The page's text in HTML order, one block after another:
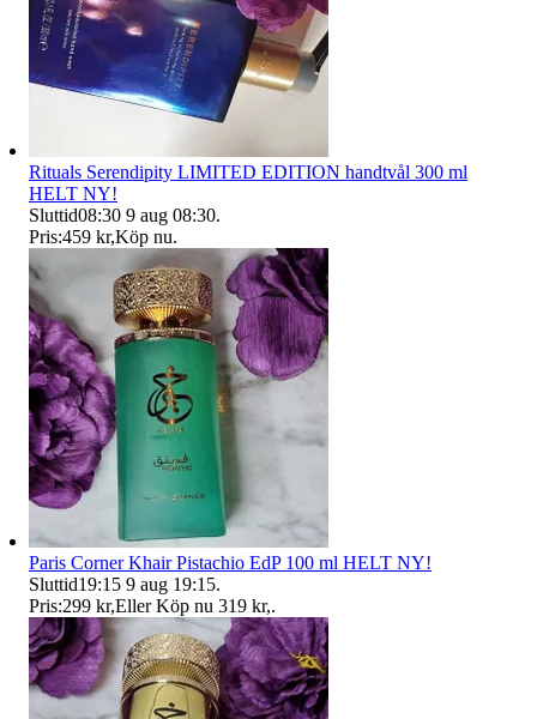
Rituals Serendipity LIMITED EDITION handtvål 300 ml
HELT NY!
Sluttid08:30 9 aug 08:30.
Pris:459 kr,Köp nu.
Paris Corner Khair Pistachio EdP 100 ml HELT NY!
Sluttid19:15 9 aug 19:15.
Pris:299 kr,Eller Köp nu 319 kr,.